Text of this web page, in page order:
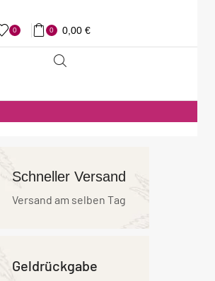
0 0 0,00€
Schneller Versand
Versand am selben Tag
Geldrückgabe